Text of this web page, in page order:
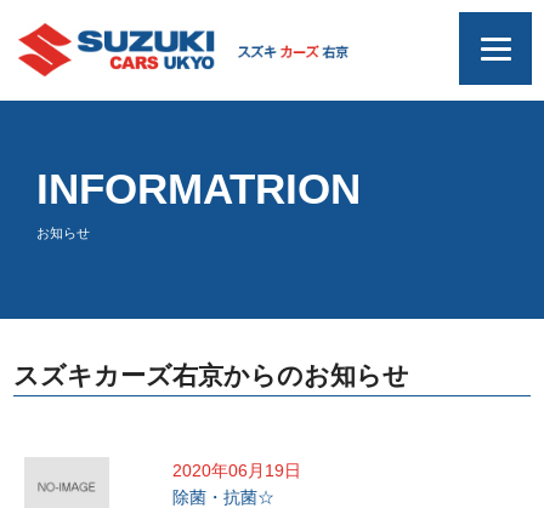
INFORMATRION
お知らせ
スズキカーズ右京からのお知らせ
2020年06月19日
除菌・抗菌☆